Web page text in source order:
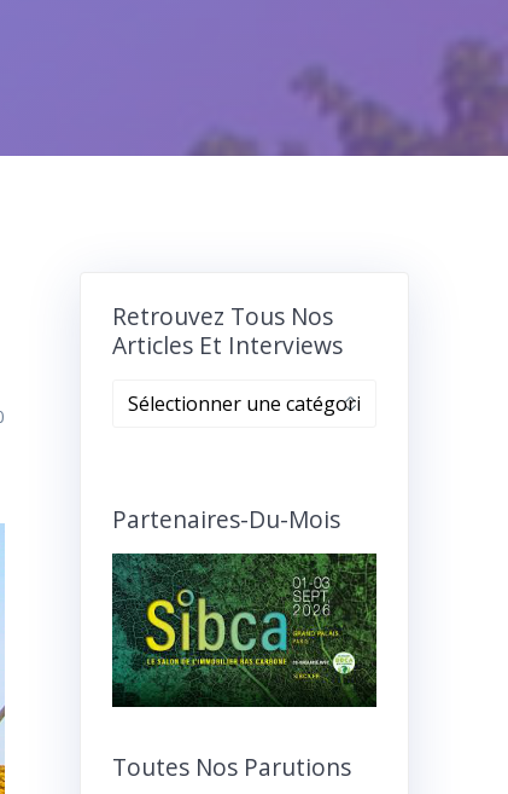
Retrouvez Tous Nos
Articles Et Interviews
Retrouvez
et
Partenaires-Du-Mois
Toutes Nos Parutions